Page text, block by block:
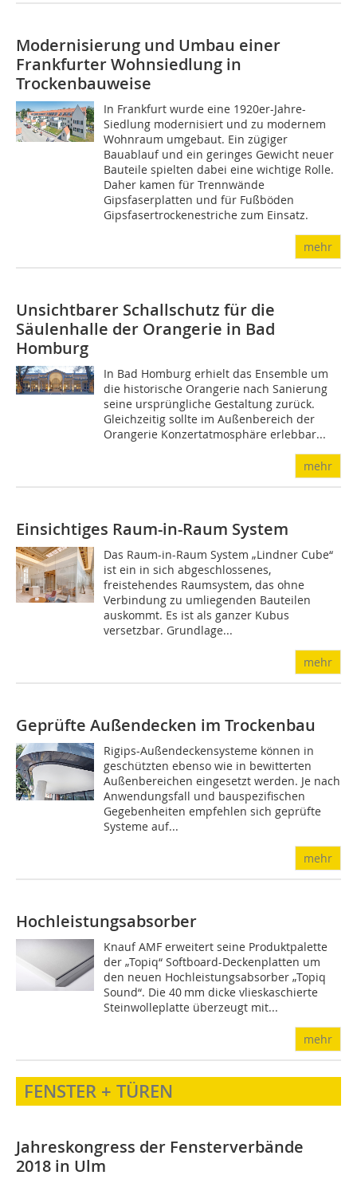
Modernisierung und Umbau einer
Frankfurter Wohnsiedlung in
Trockenbauweise
In Frankfurt wurde eine 1920er-Jahre-
Siedlung modernisiert und zu modernem
Wohnraum umgebaut. Ein zügiger
Bauablauf und ein geringes Gewicht neuer
Bauteile spielten dabei eine wichtige Rolle.
Daher kamen für Trennwände
Gipsfaserplatten und für Fußböden
Gipsfasertrockenestriche zum Einsatz.
mehr
Unsichtbarer Schallschutz für die
Säulenhalle der Orangerie in Bad
Homburg
In Bad Homburg erhielt das Ensemble um
die historische Orangerie nach Sanierung
seine ursprüngliche Gestaltung zurück.
Gleichzeitig sollte im Außenbereich der
Orangerie Konzertatmosphäre erlebbar...
mehr
Einsichtiges Raum-in-Raum System
Das Raum-in-Raum System „Lindner Cube“
ist ein in sich abgeschlossenes,
freistehendes Raumsystem, das ohne
Verbindung zu umliegenden Bauteilen
auskommt. Es ist als ganzer Kubus
versetzbar. Grundlage...
mehr
Geprüfte Außendecken im Trockenbau
Rigips-Außendeckensysteme können in
geschützten ebenso wie in bewitterten
Außenbereichen eingesetzt werden. Je nach
Anwendungsfall und bauspezifischen
Gegebenheiten empfehlen sich geprüfte
Systeme auf...
mehr
Hochleistungsabsorber
Knauf AMF erweitert seine Produkt­palette
der „Topiq“ Softboard-Deckenplatten um
den neuen Hochleistungsabsorber „Topiq
Sound“. Die 40 mm dicke vlies­ka­schier­te
Steinwolleplatte überzeugt mit...
mehr
FENSTER + TÜREN
Jahreskongress der Fensterverbände
2018 in Ulm